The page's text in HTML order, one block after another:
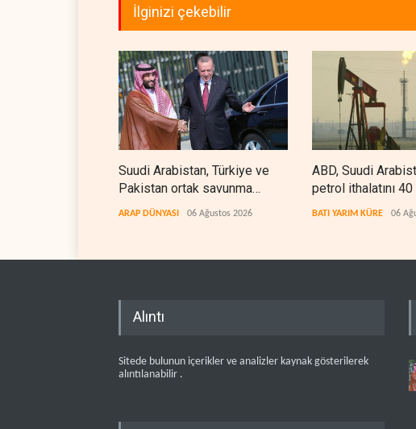
İlginizi çekebilir
Suudi Arabistan, Türkiye ve
Pakistan ortak savunma
anlaşması imzaladı
ARAP DÜNYASI 06 Ağustos 2026
ABD, Suudi
petrol ithalatını
kez durdurdu
BATI YARIM KÜRE 06
Alıntı
Sitede bulunun içerikler ve analizler kaynak gösterilerek
alıntılanabilir .